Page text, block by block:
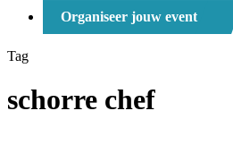
Organiseer jouw event
Tag
schorre chef